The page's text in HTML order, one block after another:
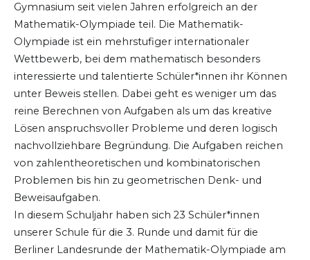
Gymnasium seit vielen Jahren erfolgreich an der
Mathematik-Olympiade teil. Die Mathematik-
Olympiade ist ein mehrstufiger internationaler
Wettbewerb, bei dem mathematisch besonders
interessierte und talentierte Schüler*innen ihr Können
unter Beweis stellen. Dabei geht es weniger um das
reine Berechnen von Aufgaben als um das kreative
Lösen anspruchsvoller Probleme und deren logisch
nachvollziehbare Begründung. Die Aufgaben reichen
von zahlentheoretischen und kombinatorischen
Problemen bis hin zu geometrischen Denk- und
Beweisaufgaben.
In diesem Schuljahr haben sich 23 Schüler*innen
unserer Schule für die 3. Runde und damit für die
Berliner Landesrunde der Mathematik-Olympiade am